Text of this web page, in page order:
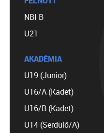
NBI B
U21
AKADÉMIA
U19 (Junior)
U16/A (Kadet)
U16/B (Kadet)
U14 (Serdülő/A)